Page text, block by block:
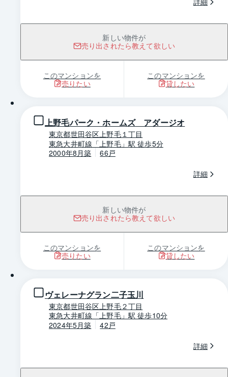
新しい物件が
売り出されたら教えて欲しい
このマンションを
売りたい
このマンションを
貸したい
上野毛パーク・ホームズ アダージオ
東京都世田谷区上野毛１丁目
東急大井町線「上野毛」駅 徒歩5分
2000年8月築
66戸
詳細
新しい物件が
売り出されたら教えて欲しい
このマンションを
売りたい
このマンションを
貸したい
ヴェレーナグラン二子玉川
東京都世田谷区上野毛２丁目
東急大井町線「上野毛」駅 徒歩10分
2024年5月築
42戸
詳細